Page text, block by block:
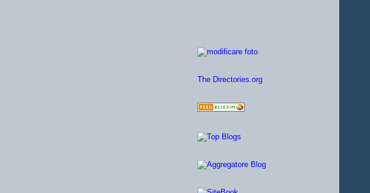
The Directories.org